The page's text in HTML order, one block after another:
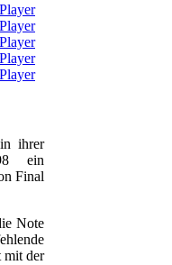
ihrer
ein
Final
Note
mit der